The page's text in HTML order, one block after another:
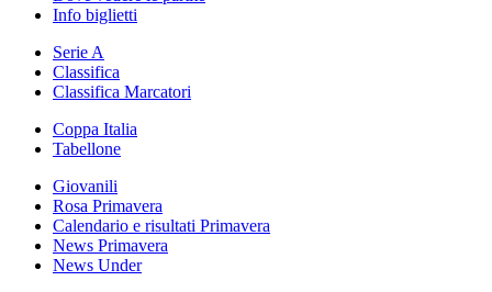
Info biglietti
Serie A
Classifica
Classifica Marcatori
Coppa Italia
Tabellone
Giovanili
Rosa Primavera
Calendario e risultati Primavera
News Primavera
News Under